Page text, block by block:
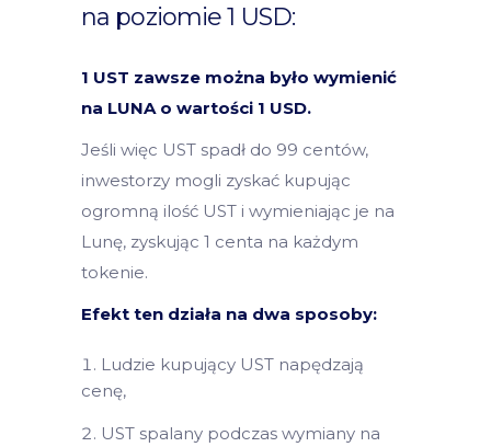
na poziomie 1 USD:
1 UST zawsze można było wymienić
na LUNA o wartości 1 USD.
Jeśli więc UST spadł do 99 centów,
inwestorzy mogli zyskać kupując
ogromną ilość UST i wymieniając je na
Lunę, zyskując 1 centa na każdym
tokenie.
Efekt ten działa na dwa sposoby:
Ludzie kupujący UST napędzają
cenę,
UST spalany podczas wymiany na